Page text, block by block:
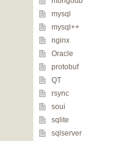
mysql
mysql++
nginx
Oracle
protobuf
QT
rsync
soui
sqlite
sqlserver